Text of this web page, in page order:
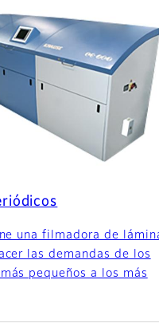
una filmadora de
las demandas de los
pequeños a los más